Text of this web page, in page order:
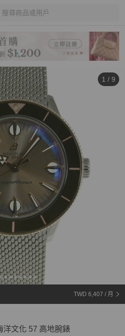
搜尋商品或用戶
1 / 9
TWD 6,407 / 月
洋文化 57 高地腕錶